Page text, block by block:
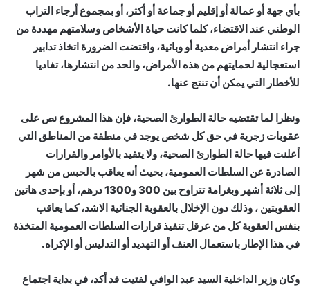
بأي جهة أو عمالة أو إقليم أو جماعة أو أكثر، أو بمجموع أرجاء التراب
الوطني عند الاقتضاء، كلما كانت حياة الأشخاص وسلامتهم مهددة من
جراء انتشار أمراض معدية أو وبائية، واقتضت الضرورة اتخاذ تدابير
استعجالية لحمايتهم من هذه الأمراض، والحد من انتشارها، تفاديا
للأخطار التي يمكن أن تنتج عنها.
ونظرا لما تقتضيه حالة الطوارئ الصحية، فإن هذا المشروع نص على
عقوبات زجرية في حق كل شخص يوجد في منطقة من المناطق التي
أعلنت فيها حالة الطوارئ الصحية، ولا يتقيد بالأوامر والقرارات
الصادرة عن السلطات العمومية، بحيث أنه يعاقب بالحبس من شهر
إلى ثلاثة أشهر وبغرامة تتراوح بين 300 و1300 درهم، أو بإحدى هاتين
العقوبتين ، وذلك دون الإخلال بالعقوبة الجنائية الاشد، كما يعاقب
بنفس العقوبة كل من عرقل تنفيذ قرارات السلطات العمومية المتخذة
في هذا الإطار باستعمال العنف أو التهديد أو التدليس أو الإكراه.
وكان وزير الداخلية السيد عبد الوافي لفتيت قد أكد، في بداية اجتماع